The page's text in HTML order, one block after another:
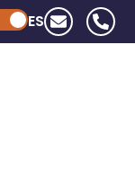
Powered by ChatGPT
ES